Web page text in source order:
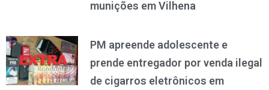
munições em Vilhena
PM apreende adolescente e
prende entregador por venda ilegal
de cigarros eletrônicos em